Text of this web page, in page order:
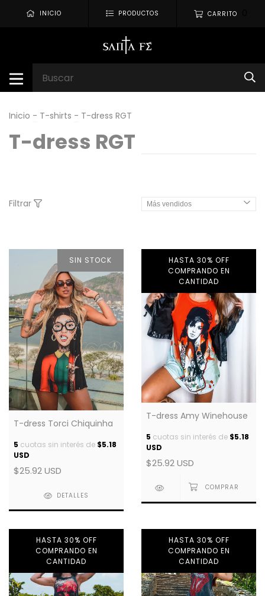
INICIO PRODUCTOS CARRITO
Inicio - T-shirts - T-dress RGT
T-dress RGT
Filtrar
SIN STOCK
T-dress Torci Chiquinha
5 cuotas sin interés de $5.18
USD
$25.92 USD
DETALLES
HASTA 30% OFF
COMPRANDO EN
CANTIDAD
T-dress Amy Winehouse
5 cuotas sin interés de $5.18
USD
$25.92 USD
HASTA 30% OFF
COMPRANDO EN
CANTIDAD
HASTA 30% OFF
COMPRANDO EN
CANTIDAD